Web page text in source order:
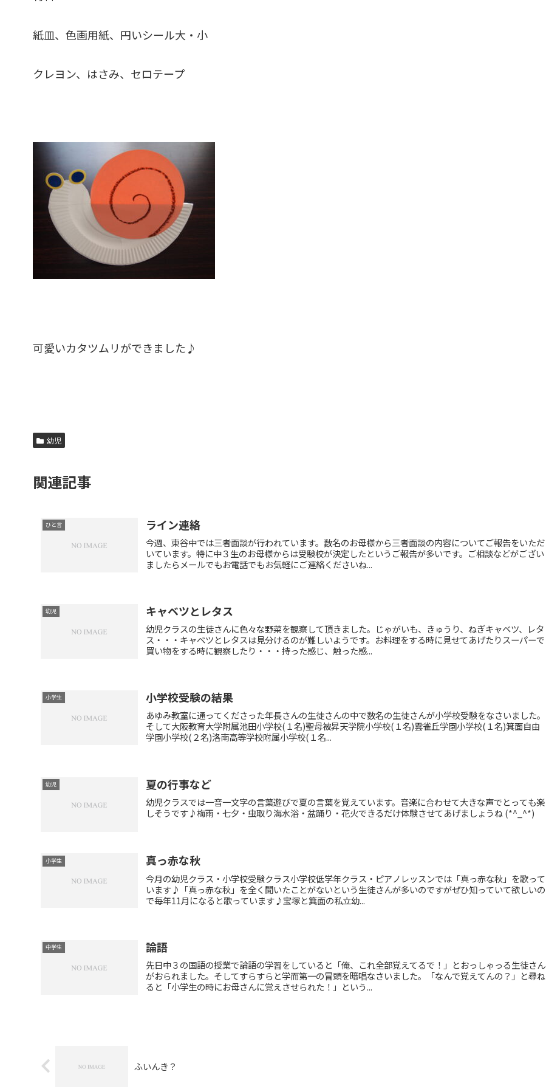
紙皿、色画用紙、円いシール大・小
クレヨン、はさみ、セロテープ
可愛いカタツムリができました♪
幼児
関連記事
ひと言 ライン連絡
今週、東谷中では三者面談が行われています。数名のお母様から三者面談の内容についてご報告をいただ
いています。特に中３生のお母様からは受験校が決定したというご報告が多いです。ご相談などがござい
ましたらメールでもお電話でもお気軽にご連絡くださいね...
幼児 キャベツとレタス
幼児クラスの生徒さんに色々な野菜を観察して頂きました。じゃがいも、きゅうり、ねぎキャベツ、レタ
ス・・・キャベツとレタスは見分けるのが難しいようです。お料理をする時に見せてあげたりスーパーで
買い物をする時に観察したり・・・持った感じ、触った感...
小学生 小学校受験の結果
あゆみ教室に通ってくださった年長さんの生徒さんの中で数名の生徒さんが小学校受験をなさいました。
そして大阪教育大学附属池田小学校(１名)聖母被昇天学院小学校(１名)雲雀丘学園小学校(１名)箕面自由
学園小学校(２名)洛南高等学校附属小学校(１名...
幼児 夏の行事など
幼児クラスでは一音一文字の言葉遊びで夏の言葉を覚えています。音楽に合わせて大きな声でとっても楽
しそうです♪梅雨・七夕・虫取り海水浴・盆踊り・花火できるだけ体験させてあげましょうね (*^_^*)
小学生 真っ赤な秋
今月の幼児クラス・小学校受験クラス小学校低学年クラス・ピアノレッスンでは「真っ赤な秋」を歌って
います♪「真っ赤な秋」を全く聞いたことがないという生徒さんが多いのですがぜひ知っていて欲しいの
で毎年11月になると歌っています♪宝塚と箕面の私立幼...
中学生 論語
先日中３の国語の授業で論語の学習をしていると「俺、これ全部覚えてるで！」とおっしゃっる生徒さん
がおられました。そしてすらすらと学而第一の冒頭を暗唱なさいました。「なんで覚えてんの？」と尋ね
ると「小学生の時にお母さんに覚えさせられた！」という...
ふいんき？